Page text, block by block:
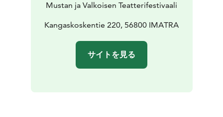
Mustan ja Valkoisen Teatterifestivaali
Kangaskoskentie 220, 56800 IMATRA
サイトを見る